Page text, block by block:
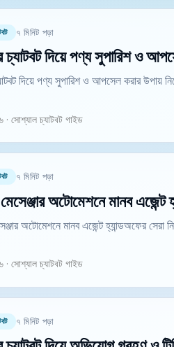
৭ মিনিট পড়া
চ্যাটবট দিয়ে পণ্য সুপারিশ ও
দিয়ে পণ্য সুপারিশ ও আপসেল করার উপায়
সোশ্যাল চ্যাটবট গাইড
৭ মিনিট পড়া
অটোমেশনে মানব এজেন্ট
অটোমেশনে মানব এজেন্ট হ্যান্ডঅফের সেরা
সোশ্যাল চ্যাটবট গাইড
৭ মিনিট পড়া